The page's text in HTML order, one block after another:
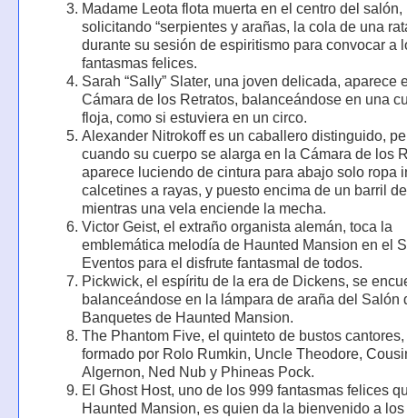
Madame Leota flota muerta en el centro del salón,
solicitando “serpientes y arañas, la cola de una
durante su sesión de espiritismo para convocar a
fantasmas felices.
Sarah “Sally” Slater, una joven delicada, aparece
Cámara de los Retratos, balanceándose en una
floja, como si estuviera en un circo.
Alexander Nitrokoff es un caballero distinguido,
cuando su cuerpo se alarga en la Cámara de los
aparece luciendo de cintura para abajo solo ropa
calcetines a rayas, y puesto encima de un barril
mientras una vela enciende la mecha.
Victor Geist, el extraño organista alemán, toca la
emblemática melodía de Haunted Mansion en el
Eventos para el disfrute fantasmal de todos.
Pickwick, el espíritu de la era de Dickens, se
balanceándose en la lámpara de araña del Salón
Banquetes de Haunted Mansion.
The Phantom Five, el quinteto de bustos cantores,
formado por Rolo Rumkin, Uncle Theodore,
Algernon, Ned Nub y Phineas Pock.
El Ghost Host, uno de los 999 fantasmas felices
Haunted Mansion, es quien da la bienvenido a los